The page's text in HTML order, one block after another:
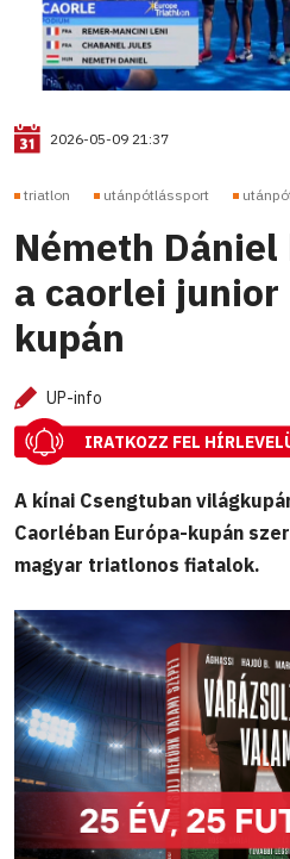
2026-05-09 21:37
triatlon utánpótlássport
Németh
a caorlei junior
kupán
UP-info
IRATKOZZ FEL
A kínai Csengtuban
Caorléban Európa-kupán
magyar triatlonos fiatalok.